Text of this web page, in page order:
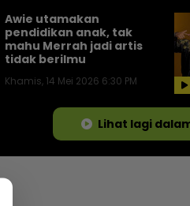
Awie utamakan
pendidikan anak, tak
mahu Merrah jadi artis
tidak berilmu
Khamis, 14 Mei 2026 6:30 PM
Lihat lagi